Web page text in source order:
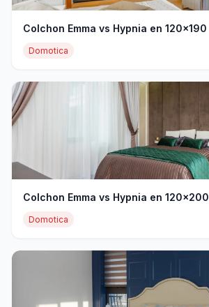
Colchon Emma vs Hypnia en 120x190
Domotica
Colchon Emma vs Hypnia en 120x200
Domotica